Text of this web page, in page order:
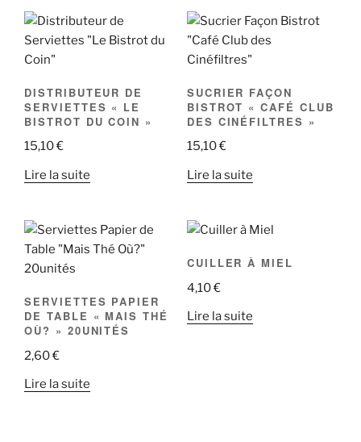
DISTRIBUTEUR DE
SERVIETTES « LE
BISTROT DU COIN »
15,10€
Lire la suite
SUCRIER FAÇON
BISTROT « CAFÉ CLUB
DES CINÉFILTRES »
15,10€
Lire la suite
SERVIETTES PAPIER
DE TABLE « MAIS THÉ
OÙ? » 20UNITÉS
2,60€
Lire la suite
CUILLER À MIEL
4,10€
Lire la suite